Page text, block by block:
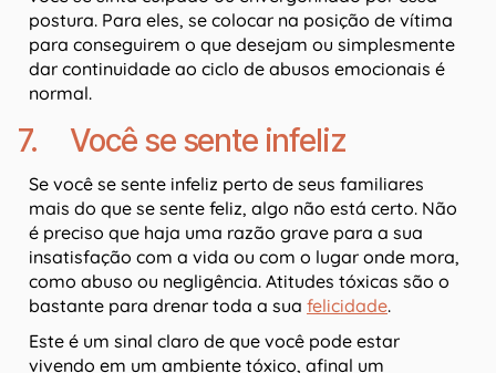
postura. Para eles, se colocar na posição de vítima
para conseguirem o que desejam ou simplesmente
dar continuidade ao ciclo de abusos emocionais é
normal.
7. Você se sente infeliz
Se você se sente infeliz perto de seus familiares
mais do que se sente feliz, algo não está certo. Não
é preciso que haja uma razão grave para a sua
insatisfação com a vida ou com o lugar onde mora,
como abuso ou negligência. Atitudes tóxicas são o
bastante para drenar toda a sua felicidade.
Este é um sinal claro de que você pode estar
vivendo em um ambiente tóxico, afinal um